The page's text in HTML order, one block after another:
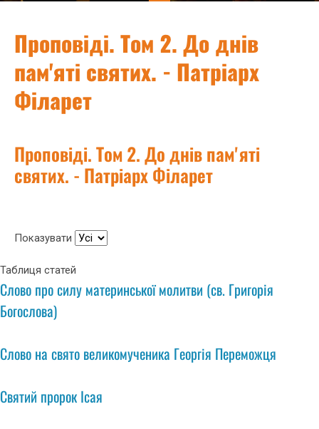
Проповіді. Том 2. До днів
пам'яті святих. - Патріарх
Філарет
Проповіді. Том 2. До днів пам'яті
святих. - Патріарх Філарет
Показувати
Таблиця статей
Слово про силу материнської молитви (св. Григорія
Богослова)
Слово на свято великомученика Георгія Переможця
Святий пророк Ісая